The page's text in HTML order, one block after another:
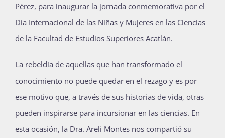
Pérez, para inaugurar la jornada conmemorativa por el
Día Internacional de las Niñas y Mujeres en las Ciencias
de la Facultad de Estudios Superiores Acatlán.
La rebeldía de aquellas que han transformado el
conocimiento no puede quedar en el rezago y es por
ese motivo que, a través de sus historias de vida, otras
pueden inspirarse para incursionar en las ciencias. En
esta ocasión, la Dra. Areli Montes nos compartió su